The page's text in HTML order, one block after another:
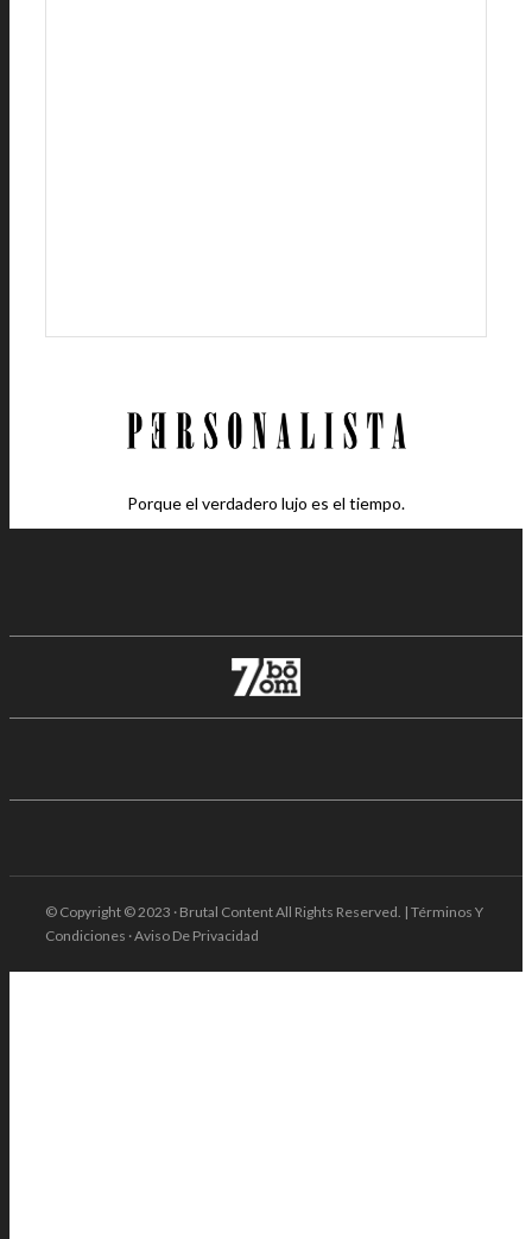
Porque el verdadero lujo es el tiempo.
© Copyright © 2023 · Brutal Content All Rights Reserved. | Términos Y
Condiciones · Aviso De Privacidad